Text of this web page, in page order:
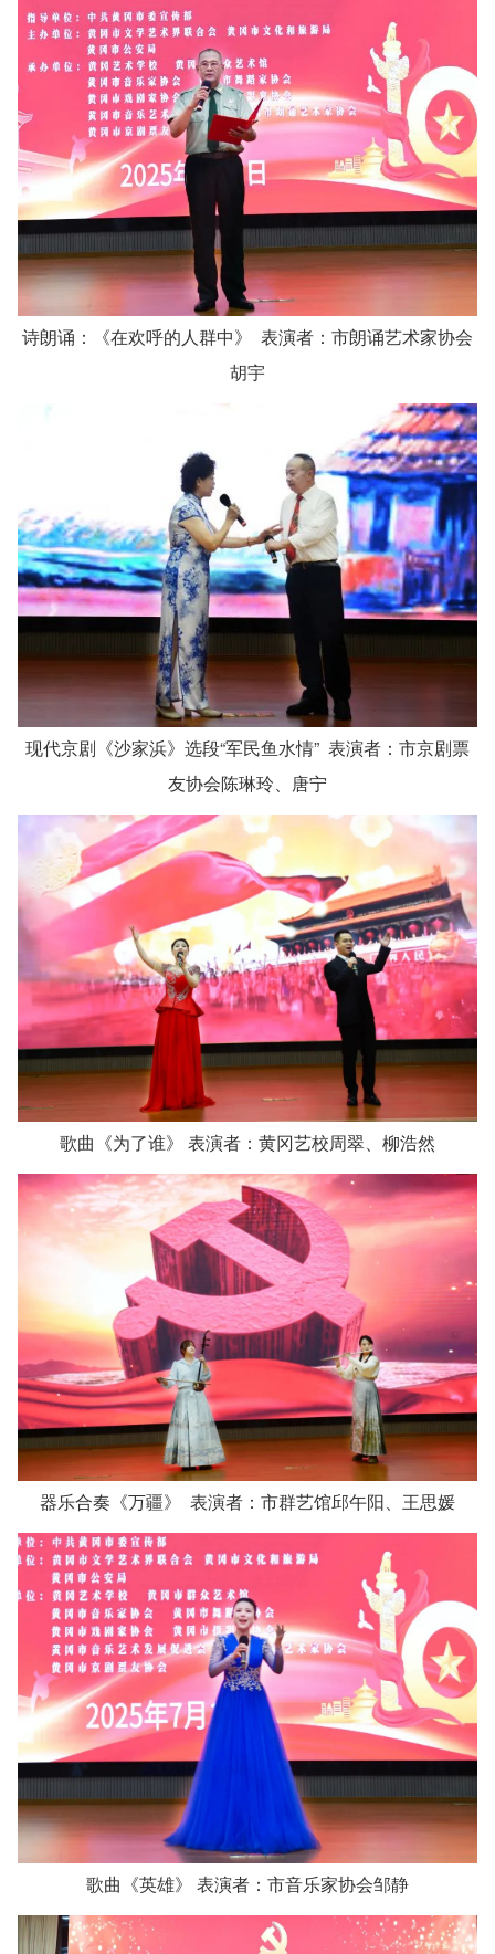
诗朗诵：《在欢呼的人群中》 表演者：市朗诵艺术家协会
胡宇
现代京剧《沙家浜》选段“军民鱼水情” 表演者：市京剧票
友协会陈琳玲、唐宁
歌曲《为了谁》 表演者：黄冈艺校周翠、柳浩然
器乐合奏《万疆》 表演者：市群艺馆邱午阳、王思媛
歌曲《英雄》 表演者：市音乐家协会邹静